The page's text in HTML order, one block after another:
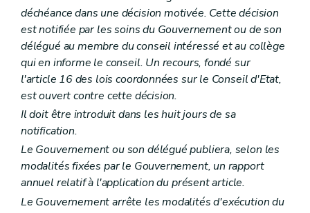
Le conseil
Sous-section première Composition
Art. L2112-4
Art. L2112-5
Art. L2112-6
Art. L2112-7
Sous-section 2 Attributions
Art. L2112-8
Section 3
Le collège
Art. L2112-9
Art. L2112-11
Art. L2112-12
Art. L2112-13
Art. L2112-14
Art. L2112-15
déchéance dans une décision motivée. Cette décision
est notifiée par les soins du Gouvernement ou de son
délégué au membre du conseil intéressé et au collège
qui en informe le conseil. Un recours, fondé sur
l'article 16 des lois coordonnées sur le Conseil d'Etat,
est ouvert contre cette décision.
Il doit être introduit dans les huit jours de sa
notification.
Le Gouvernement ou son délégué publiera, selon les
modalités fixées par le Gouvernement, un rapport
annuel relatif à l'application du présent article.
Le Gouvernement arrête les modalités d'exécution du